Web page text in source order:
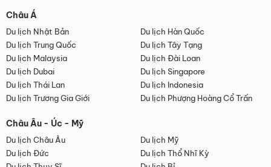
Châu Á
Du lịch Nhật Bản
Du lịch Hàn Quốc
Du lịch Trung Quốc
Du lịch Tây Tạng
Du lịch Malaysia
Du lịch Đài Loan
Du lịch Dubai
Du lịch Singapore
Du lịch Thái Lan
Du lịch Indonesia
Du lịch Trương Gia Giới
Du lịch Phượng Hoàng Cổ Trấn
Châu Âu - Úc - Mỹ
Du lịch Châu Âu
Du lịch Mỹ
Du lịch Đức
Du lịch Thổ Nhĩ Kỳ